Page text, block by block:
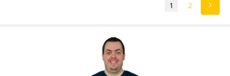
1 2